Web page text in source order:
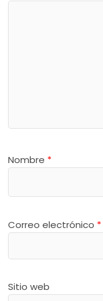
Nombre *
Correo electrónico *
Sitio web